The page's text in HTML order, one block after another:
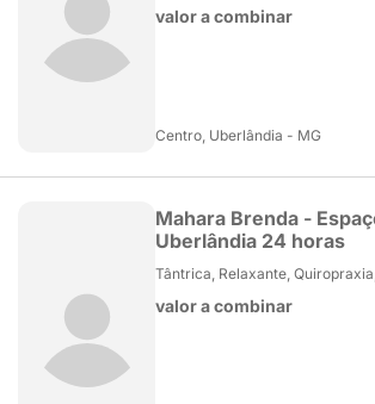
valor a combinar
Centro, Uberlândia - MG
Mahara Brenda -
Uberlândia 24 horas
Tântrica, Relaxante,
valor a combinar